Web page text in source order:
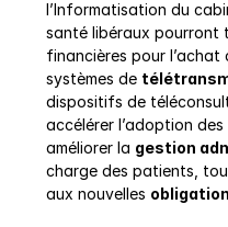
l’Informatisation du
santé libéraux pourront
financières pour l’achat
systèmes de
dispositifs de
accélérer l’adoption des
améliorer la gestion
charge des patients,
aux nouvelles